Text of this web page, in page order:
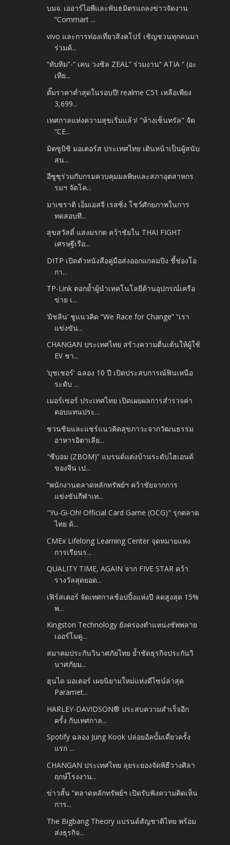
บมจ. เออาร์ไอพีและพันธมิตรแถลงข่าวจัดงาน
“Commart ...
vivo และการท่องเที่ยวสิงคโปร์ เชิญชวนทุกคนมา
ร่วมค้...
“ทับทิม”-“ เคน วงซิล ZEAL” ร่วมงาน“ ATIA ” (อะ
เทีย...
ดั๊มราคาต่ำสุดในรอบปี! realme C51 เหลือเพียง
3,699...
เทศกาลแห่งความสุขเริ่มแล้ว! "ห้างเซ็นทรัล" จัด
“CE...
มิตซูบิชิ มอเตอร์ส ประเทศไทย เดินหน้าเป็นผู้สนับ
สน...
อีซูซุร่วมกับกรมควบคุมมลพิษและสภาอุตสาหกร
รมฯ จัดโค...
มาเซราติ เอ็มเอสจี เรสซิ่ง โชว์ศักยภาพในการ
ทดสอบที...
สุขสวัสดิ์ แสงมรกต คว้าชัยใน THAI FIGHT
เศรษฐีเรือ...
DITP เปิดตัวหนังสือคู่มือส่งออกแกลมปิง ชี้ช่องโอ
กา...
TP-Link ตอกย้ำผู้นำเทคโนโลยีด้านอุปกรณ์เครือ
ข่าย เ...
‘มิชลิน’ ชูแนวคิด “We Race for Change” “เรา
แข่งขัน...
CHANGAN ประเทศไทย สร้างความตื่นเต้นให้ผู้ใช้
EV ชา...
‘บุชเชอร์' ฉลอง 10 ปี เปิดประสบการณ์ฟินเหนือ
ระดับ ...
เมอร์เซอร์ ประเทศไทย เปิดเผยผลการสำรวจค่า
ตอบแทนประ...
ชวนชิมและแชร์แนวคิดสุขภาวะจากวัฒนธรรม
อาหารอิตาเลีย...
"ซีบอม (ZBOM)” แบรนด์แต่งบ้านระดับไฮเอนด์
ของจีน เป...
“พนักงานตลาดหลักทรัพย์ฯ คว้าชัยจากการ
แข่งขันกีฬาเท...
"Yu-Gi-Oh! Official Card Game (OCG)" รุกตลาด
ไทย ด้...
CMEx Lifelong Learning Center จุดหมายแห่ง
การเรียนร...
QUALITY TIME, AGAIN จาก FIVE STAR คว้า
รางวัลสุดยอด...
เฟิร์สเตอร์ จัดเทศกาลช้อปปิ้งแห่งปี ลดสูงสุด 15%
พ...
Kingston Technology ยังครองตำแหน่งซัพพลาย
เออร์โมดู...
สมาคมประกันวินาศภัยไทย ย้ำชัดธุรกิจประกันวิ
นาศภัยม...
ฮุนได มอเตอร์ เผยนิยามใหม่แห่งดีไซน์ล่าสุด
Paramet...
HARLEY-DAVIDSON® ประสบความสำเร็จอีก
ครั้ง กับเทศกาล...
Spotify ฉลอง Jung Kook ปล่อยอัลบั้มเดี่ยวครั้ง
แรก ...
CHANGAN ประเทศไทย ลุยระยองจัดพิธีวางศิลา
ฤกษ์โรงงาน...
ข่าวสั้น “ตลาดหลักทรัพย์ฯ เปิดรับฟังความคิดเห็น
การ...
The Bigbang Theory แบรนด์สัญชาติไทย พร้อม
ส่งธุรกิจ...